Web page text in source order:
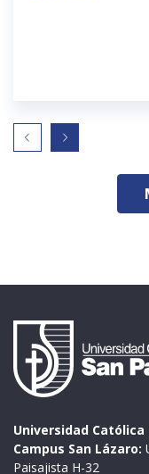
Universidad Católica
Campus San Lázaro:
Paisajista H-32